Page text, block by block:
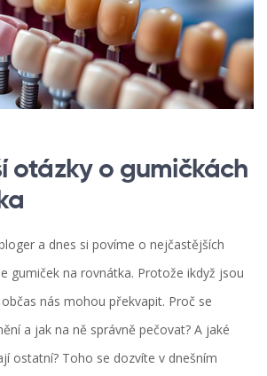
otázky o gumičkách
a dnes si povíme o nejčastějších
gumiček na rovnátka. Protože ikdyž jsou
nás mohou překvapit. Proč se
a jak na ně správně pečovat? A jaké
ostatní? Toho se dozvíte v dnešním